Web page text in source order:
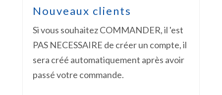
Nouveaux clients
Si vous souhaitez COMMANDER, il 'est
PAS NECESSAIRE de créer un compte, il
sera créé automatiquement après avoir
passé votre commande.